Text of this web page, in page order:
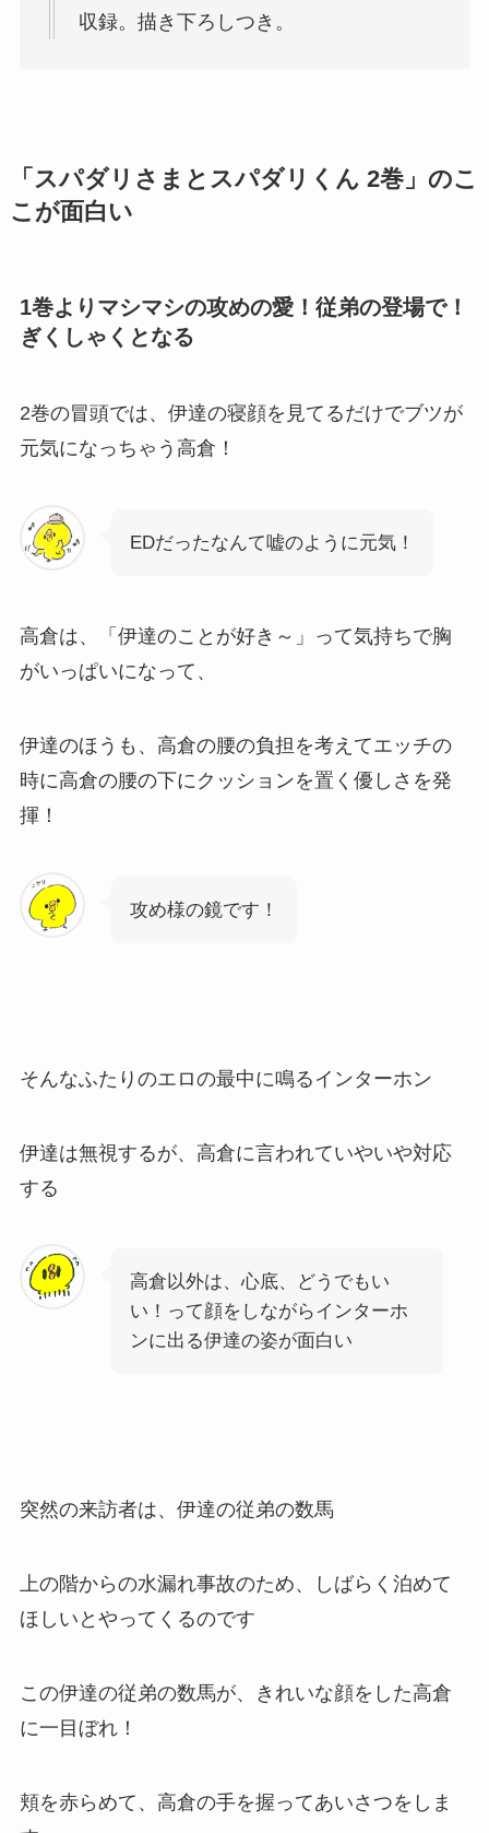
収録。描き下ろしつき。
「スパダリさまとスパダリくん 2巻」のこ
こが面白い
1巻よりマシマシの攻めの愛！従弟の登場で！
ぎくしゃくとなる
2巻の冒頭では、伊達の寝顔を見てるだけでブツが
元気になっちゃう高倉！
EDだったなんて嘘のように元気！
高倉は、「伊達のことが好き～」って気持ちで胸
がいっぱいになって、
伊達のほうも、高倉の腰の負担を考えてエッチの
時に高倉の腰の下にクッションを置く優しさを発
揮！
攻め様の鏡です！
そんなふたりのエロの最中に鳴るインターホン
伊達は無視するが、高倉に言われていやいや対応
する
高倉以外は、心底、どうでもい
い！って顔をしながらインターホ
ンに出る伊達の姿が面白い
突然の来訪者は、伊達の従弟の数馬
上の階からの水漏れ事故のため、しばらく泊めて
ほしいとやってくるのです
この伊達の従弟の数馬が、きれいな顔をした高倉
に一目ぼれ！
頬を赤らめて、高倉の手を握ってあいさつをしま